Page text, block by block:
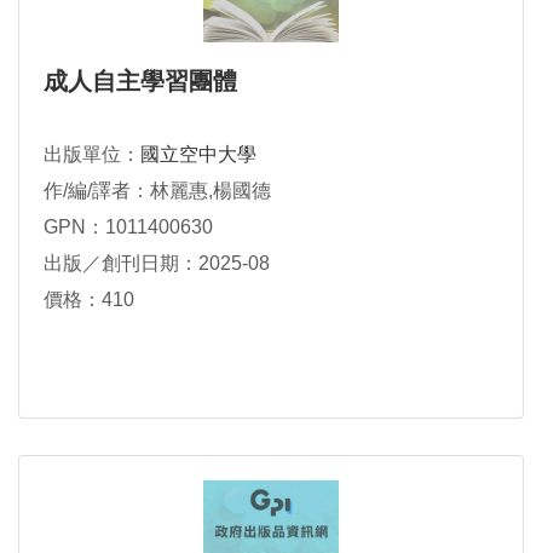
成人自主學習團體
出版單位： 國立空中大學
作/編/譯者：林麗惠,楊國德
GPN：1011400630
出版／創刊日期：2025-08
價格：410